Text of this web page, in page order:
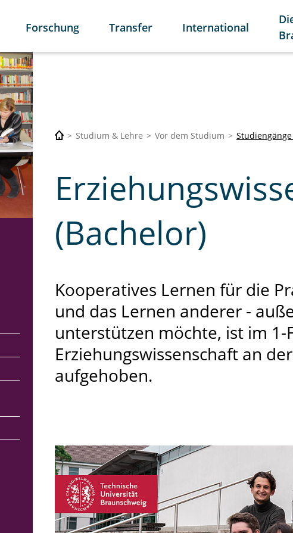
Forschung Transfer International
Studium & Lehre Vor dem Studium
(Bachelor)
Kooperatives Lernen für die
und das Lernen anderer -
unterstützen möchte, ist im 1-
Erziehungswissenschaft an
aufgehoben.